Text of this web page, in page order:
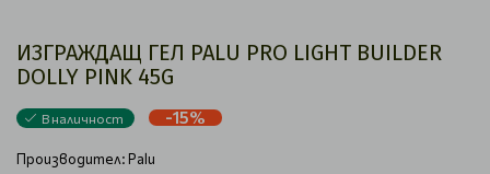
ИЗГРАЖДАЩ ГЕЛ PALU PRO LIGHT BUILDER
DOLLY PINK 45G
В наличност -15%
Производител:Palu